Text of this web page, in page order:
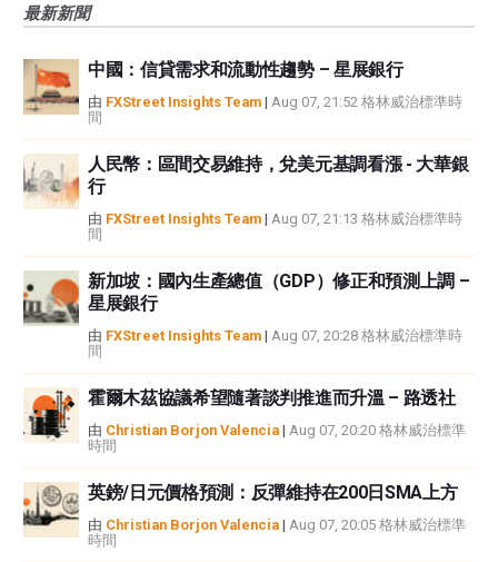
觀點，並不代表FXStreet或其廣告商的官方政策或立場。作者不對本頁連結的
如果文章正文中沒有明確提到，在撰寫本文時，作者在本文中提到的任何股票
中都沒有頭寸，也沒有與文中提到的任何公司有業務關係。除了FXStreet，作
者沒有收到撰寫這篇文章的報酬。
FXStreet和作者不提供個性化的建議。作者對該資訊的準確性、完整性或適用
性不作任何陳述。FXStreet和作者將不承擔任何錯誤，遺漏或任何損失，傷害
或損害由此資訊及其顯示或使用引起的。錯誤和遺漏除外。本文作者和
FXStreet並非註冊投資顧問，本文內容無意提供任何投資建議。
最新新聞
中國：信貸需求和流動性趨勢 – 星展銀行
由 FXStreet Insights Team | Aug 07, 21:52 格林威治標準時
間
人民幣：區間交易維持，兌美元基調看漲 - 大華銀
行
由 FXStreet Insights Team | Aug 07, 21:13 格林威治標準時
間
新加坡：國內生產總值（GDP）修正和預測上調 –
星展銀行
由 FXStreet Insights Team | Aug 07, 20:28 格林威治標準時
間
霍爾木茲協議希望隨著談判推進而升溫 – 路透社
由 Christian Borjon Valencia | Aug 07, 20:20 格林威治標準
時間
英鎊/日元價格預測：反彈維持在200日SMA上方
由 Christian Borjon Valencia | Aug 07, 20:05 格林威治標準
時間